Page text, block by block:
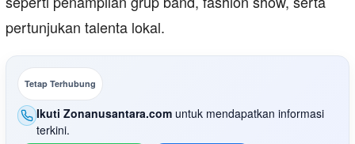
pertunjukan talenta lokal.
Tetap Terhubung
Ikuti Zonanusantara.com untuk mendapatkan informasi
terkini.